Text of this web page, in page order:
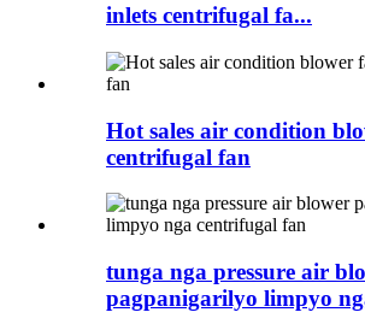
inlets centrifugal fa...
Hot sales air condition
centrifugal fan
tunga nga pressure air
pagpanigarilyo limpyo